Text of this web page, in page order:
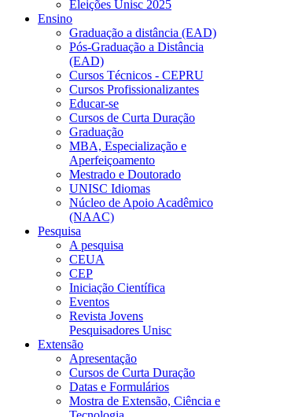
Eleições Unisc 2025
Ensino
Graduação a distância (EAD)
Pós-Graduação a Distância
(EAD)
Cursos Técnicos - CEPRU
Cursos Profissionalizantes
Educar-se
Cursos de Curta Duração
Graduação
MBA, Especialização e
Aperfeiçoamento
Mestrado e Doutorado
UNISC Idiomas
Núcleo de Apoio Acadêmico
(NAAC)
Pesquisa
A pesquisa
CEUA
CEP
Iniciação Científica
Eventos
Revista Jovens
Pesquisadores Unisc
Extensão
Apresentação
Cursos de Curta Duração
Datas e Formulários
Mostra de Extensão, Ciência e